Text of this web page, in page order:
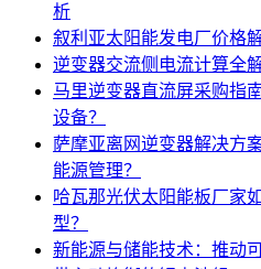
析
叙利亚太阳能发电厂价格
逆变器交流侧电流计算全
马里逆变器直流屏采购指
设备？
萨摩亚离网逆变器解决方
能源管理？
哈瓦那光伏太阳能板厂家
型？
新能源与储能技术：推动